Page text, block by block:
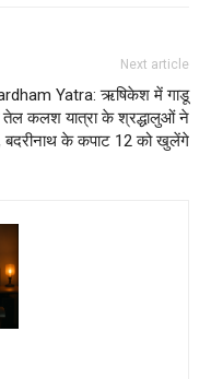
Next article
Yatra: ऋषिकेश में गाडू
तेल कलश यात्रा के श्रद्धालुओं ने
बदरीनाथ के कपाट 12 को खुलेंगे